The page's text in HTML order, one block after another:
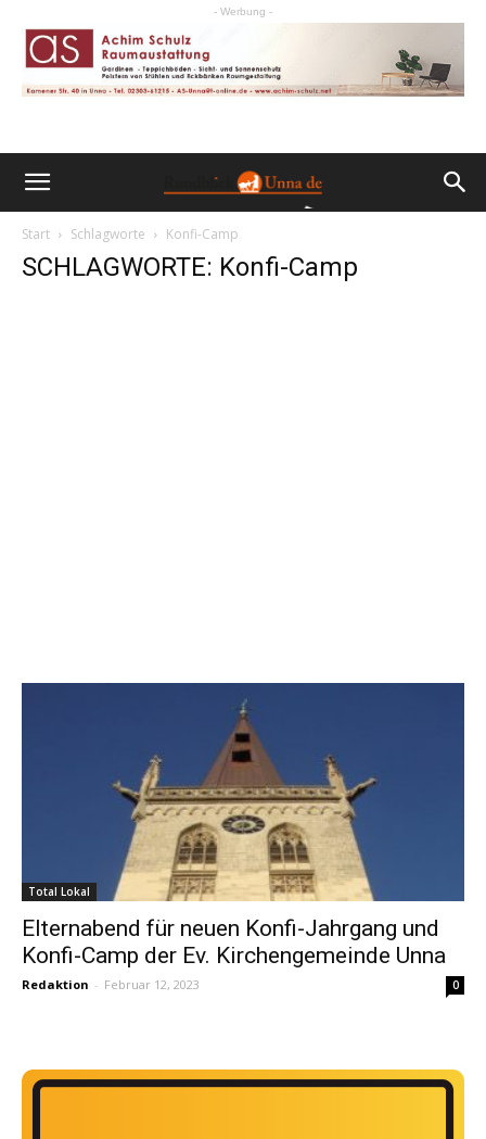
- Werbung -
Start Schlagworte Konfi-Camp
SCHLAGWORTE: Konfi-Camp
Total Lokal
Elternabend für neuen Konfi-Jahrgang und
Konfi-Camp der Ev. Kirchengemeinde Unna
Redaktion - Februar 12, 2023 0